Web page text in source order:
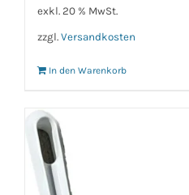
exkl. 20 % MwSt.
zzgl. Versandkosten
In den Warenkorb